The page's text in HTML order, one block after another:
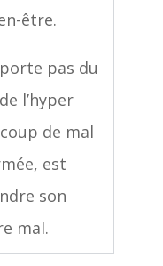
être.
pas du
l’hyper
de mal
est
son
mal.